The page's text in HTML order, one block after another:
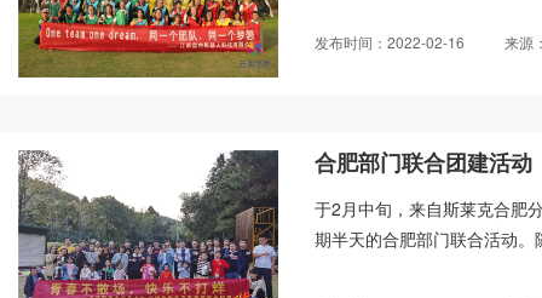
发布时间：2022-02-16 来源
合肥部门联合团建活动
于2月中旬，来自斯莱克合肥
期半天的合肥部门联合活动